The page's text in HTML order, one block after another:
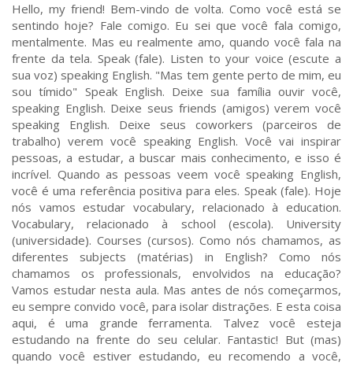
Hello, my friend! Bem-vindo de volta. Como você está se
sentindo hoje? Fale comigo. Eu sei que você fala comigo,
mentalmente. Mas eu realmente amo, quando você fala na
frente da tela. Speak (fale). Listen to your voice (escute a
sua voz) speaking English. "Mas tem gente perto de mim, eu
sou tímido" Speak English. Deixe sua família ouvir você,
speaking English. Deixe seus friends (amigos) verem você
speaking English. Deixe seus coworkers (parceiros de
trabalho) verem você speaking English. Você vai inspirar
pessoas, a estudar, a buscar mais conhecimento, e isso é
incrível. Quando as pessoas veem você speaking English,
você é uma referência positiva para eles. Speak (fale). Hoje
nós vamos estudar vocabulary, relacionado à education.
Vocabulary, relacionado à school (escola). University
(universidade). Courses (cursos). Como nós chamamos, as
diferentes subjects (matérias) in English? Como nós
chamamos os professionals, envolvidos na educação?
Vamos estudar nesta aula. Mas antes de nós começarmos,
eu sempre convido você, para isolar distrações. E esta coisa
aqui, é uma grande ferramenta. Talvez você esteja
estudando na frente do seu celular. Fantastic! But (mas)
quando você estiver estudando, eu recomendo a você,